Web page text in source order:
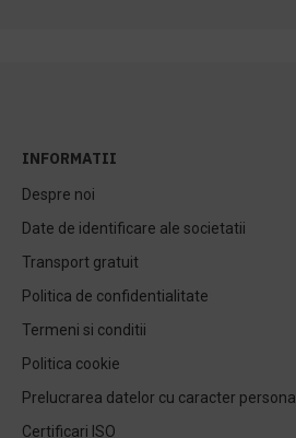
INFORMATII
Despre noi
Date de identificare ale societatii
Transport gratuit
Politica de confidentialitate
Termeni si conditii
Politica cookie
Prelucrarea datelor cu caracter personal
Certificari ISO